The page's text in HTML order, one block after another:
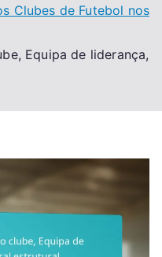
Clubes de Futebol nos
Equipa de liderança,